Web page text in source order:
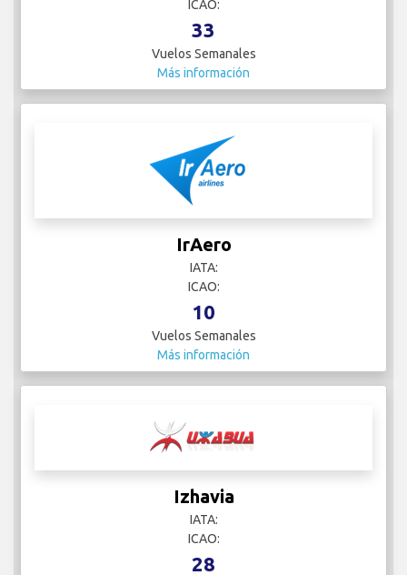
ICAO:
33
Vuelos Semanales
Más información
IrAero
IATA:
ICAO:
10
Vuelos Semanales
Más información
Izhavia
IATA:
ICAO:
28